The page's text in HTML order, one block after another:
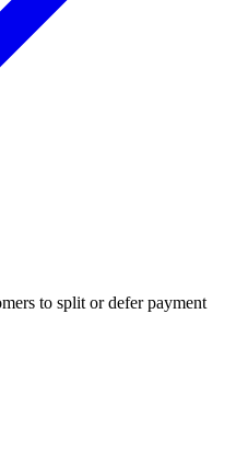
to split or defer payment